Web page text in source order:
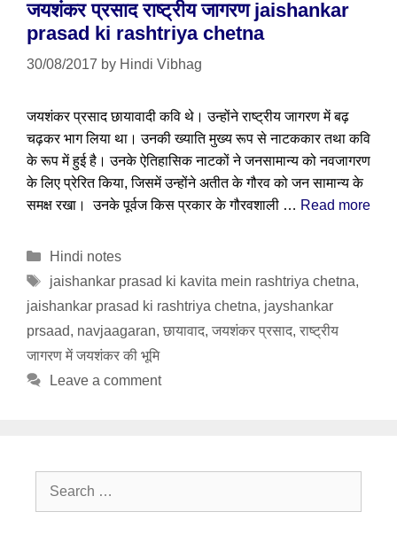
जयशंकर प्रसाद राष्ट्रीय जागरण jaishankar
prasad ki rashtriya chetna
30/08/2017 by Hindi Vibhag
जयशंकर प्रसाद छायावादी कवि थे। उन्होंने राष्ट्रीय जागरण में बढ़
चढ़कर भाग लिया था। उनकी ख्याति मुख्य रूप से नाटककार तथा कवि
के रूप में हुई है। उनके ऐतिहासिक नाटकों ने जनसामान्य को नवजागरण
के लिए प्रेरित किया, जिसमें उन्होंने अतीत के गौरव को जन सामान्य के
समक्ष रखा। उनके पूर्वज किस प्रकार के गौरवशाली … Read more
Categories
Hindi notes
Tags
jaishankar prasad ki kavita mein rashtriya chetna,
jaishankar prasad ki rashtriya chetna, jayshankar
prsaad, navjaagaran, छायावाद, जयशंकर प्रसाद, राष्ट्रीय
जागरण में जयशंकर की भूमि
Leave a comment
Search